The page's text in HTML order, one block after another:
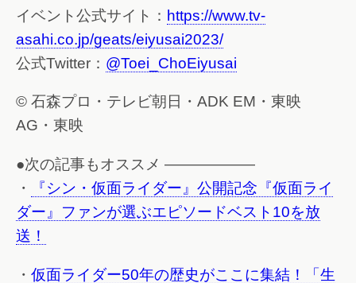
イベント公式サイト： https://www.tv-
asahi.co.jp/geats/eiyusai2023/
公式Twitter： @Toei_ChoEiyusai
© 石森プロ・テレビ朝日・ADK EM・東映
AG・東映
●次の記事もオススメ ——————
・
『シン・仮面ライダー』公開記念『仮面ライ
ダー』ファンが選ぶエピソードベスト10を放
送！
・ 仮面ライダー50年の歴史がここに集結！「生